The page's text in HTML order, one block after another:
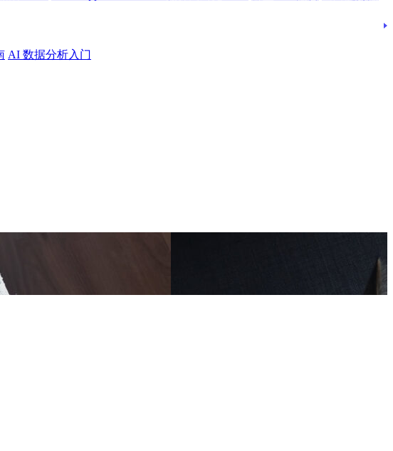
AI 数据分析入门